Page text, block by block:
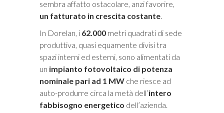
sembra affatto ostacolare, anzi favorire,
un fatturato in crescita costante.
In Dorelan, i 62.000 metri quadrati di sede
produttiva, quasi equamente divisi tra
spazi interni ed esterni, sono alimentati da
un impianto fotovoltaico di potenza
nominale pari ad 1 MW che riesce ad
auto-produrre circa la metà dell’intero
fabbisogno energetico dell’azienda.